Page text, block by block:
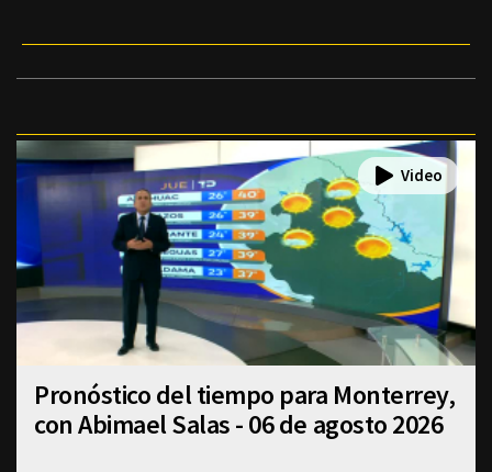
Pronóstico del tiempo para Monterrey,
con Abimael Salas - 06 de agosto 2026